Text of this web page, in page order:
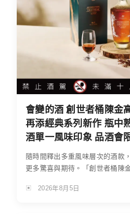
會變的酒 創世者桶陳金
再添經典系列新作 瓶中
酒單一風味印象 品酒會
隨時間釋出多重風味層次的酒款
更多驚喜與期待。「創世者桶陳
2026年8月5日